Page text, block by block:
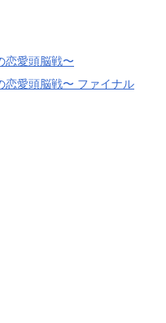
恋愛頭脳戦〜
恋愛頭脳戦〜 ファイナル